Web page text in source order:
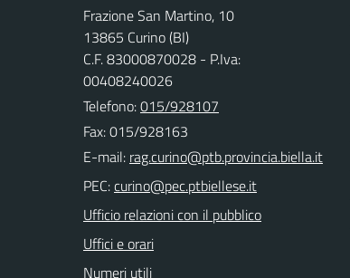
Frazione San Martino, 10
13865 Curino (BI)
C.F. 83000870028 - P.Iva:
00408240026
Telefono:015/928107
Fax: 015/928163
E-mail:
PEC:
Ufficio relazioni con il pubblico
Uffici e orari
Numeri utili